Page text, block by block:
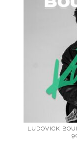
LUDOVICK